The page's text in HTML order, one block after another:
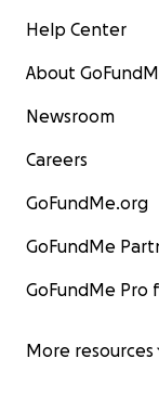
Help Center
About
Newsroom
Careers
GoFundMe.org
GoFundMe
GoFundMe Pro
More resources